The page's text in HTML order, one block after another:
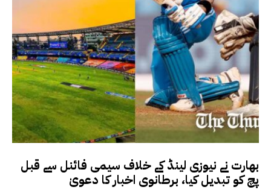
بھارت نے نیوزی لینڈ کے خلاف سیمی فائنل سے قبل
پچ کو تبدیل کیا، برطانوی اخبار کا دعویٰ